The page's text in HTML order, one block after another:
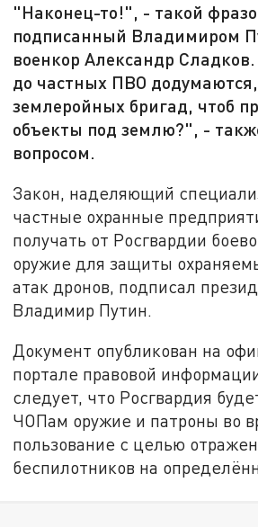
"Наконец-то!", - такой
подписанный Владимиром
военкор Александр
до частных ПВО
землеройных бригад, чтоб
объекты под землю?", -
вопросом.
Закон, наделяющий
частные охранные
получать от Росгвардии
оружие для защиты
атак дронов, подписал
Владимир Путин.
Документ опубликован на
портале правовой
следует, что Росгвардия
ЧОПам оружие и патроны во
пользование с целью
беспилотников на